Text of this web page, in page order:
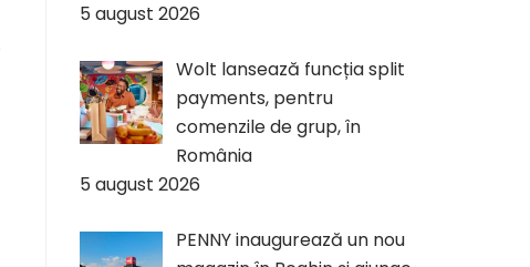
5 august 2026
Wolt lansează funcția split
payments, pentru
comenzile de grup, în
România
5 august 2026
PENNY inaugurează un nou